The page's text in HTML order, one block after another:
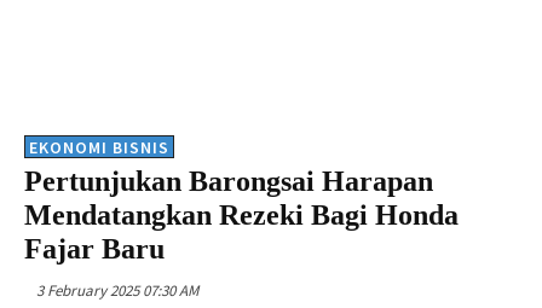
EKONOMI BISNIS
Pertunjukan Barongsai Harapan
Mendatangkan Rezeki Bagi Honda
Fajar Baru
3 February 2025 07:30 AM